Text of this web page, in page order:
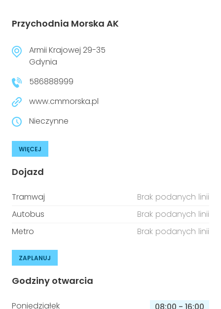
Przychodnia Morska AK
Armii Krajowej 29-35
Gdynia
586888999
www.cmmorska.pl
Nieczynne
WIĘCEJ
Dojazd
Tramwaj
Brak podanych linii
Autobus
Brak podanych linii
Metro
Brak podanych linii
ZAPLANUJ
Godziny otwarcia
Poniedziałek